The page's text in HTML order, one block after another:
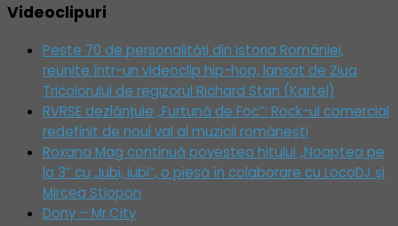
Videoclipuri
Peste 70 de personalități din istoria României,
reunite într-un videoclip hip-hop, lansat de Ziua
Tricolorului de regizorul Richard Stan (Kartel)
RVRSE dezlănțuie „Furtună de Foc”: Rock-ul comercial
redefinit de noul val al muzicii românești
Roxana Mag continuă povestea hitului „Noaptea pe
la 3” cu „Iubi, iubi”, o piesă în colaborare cu LocoDJ și
Mircea Stiopon
Dony – Mr.City